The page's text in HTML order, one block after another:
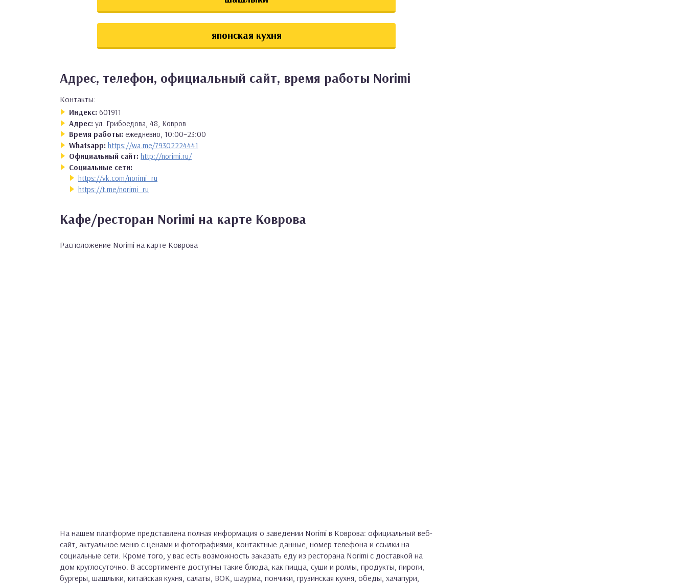
японская кухня
Адрес, телефон, официальный сайт, время работы Norimi
Контакты:
Индекс: 601911
Адрес: ул. Грибоедова, 48, Ковров
Время работы: ежедневно, 10:00–23:00
Whatsapp: https://wa.me/79302224441
Официальный сайт: http://norimi.ru/
Социальные сети:
https://vk.com/norimi_ru
https://t.me/norimi_ru
Кафе/ресторан Norimi на карте Коврова
Расположение Norimi на карте Коврова
На нашем платформе представлена полная информация о заведении Norimi в Коврова: официальный веб-
сайт, актуальное меню с ценами и фотографиями, контактные данные, номер телефона и ссылки на
социальные сети. Кроме того, у вас есть возможность заказать еду из ресторана Norimi с доставкой на
дом круглосуточно. В ассортименте доступны такие блюда, как пицца, суши и роллы, продукты, пироги,
бургеры, шашлыки, китайская кухня, салаты, ВОК, шаурма, пончики, грузинская кухня, обеды, хачапури,